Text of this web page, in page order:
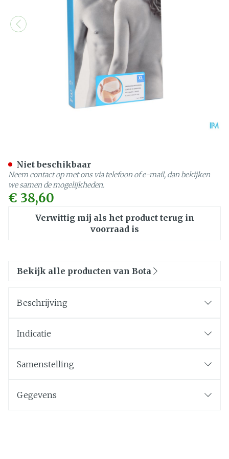
€ 38,60
Verwittig mij als het product terug in
voorraad is
Niet beschikbaar
Neem contact op met ons via telefoon of e-mail, dan bekijken
we samen de mogelijkheden.
Bekijk alle producten van Bota
Beschrijving
Indicatie
Samenstelling
Gegevens